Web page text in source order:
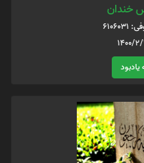
خندان